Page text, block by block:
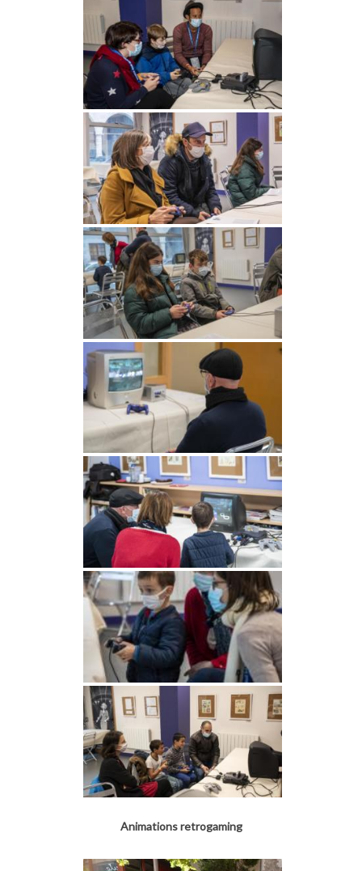
Animations retrogaming